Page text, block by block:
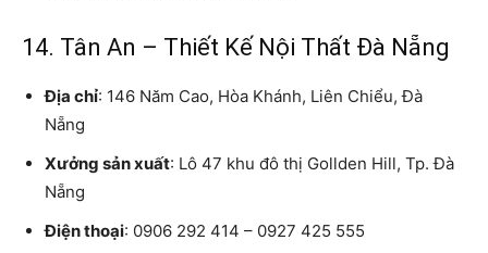
14. Tân An – Thiết Kế Nội Thất Đà Nẵng
Địa chỉ: 146 Năm Cao, Hòa Khánh, Liên Chiểu, Đà
Nẵng
Xưởng sản xuất: Lô 47 khu đô thị Gollden Hill, Tp. Đà
Nẵng
Điện thoại: 0906 292 414 – 0927 425 555